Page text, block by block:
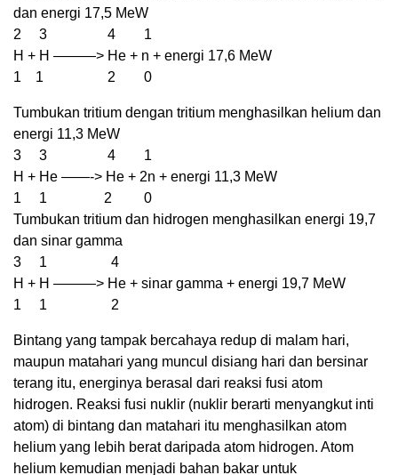
dan energi 17,5 MeW
2 3 4 1
H + H ———> He + n + energi 17,6 MeW
1 1 2 0
Tumbukan tritium dengan tritium menghasilkan helium dan
energi 11,3 MeW
3 3 4 1
H + He ——-> He + 2n + energi 11,3 MeW
1 1 2 0
Tumbukan tritium dan hidrogen menghasilkan energi 19,7
dan sinar gamma
3 1 4
H + H ———> He + sinar gamma + energi 19,7 MeW
1 1 2
Bintang yang tampak bercahaya redup di malam hari,
maupun matahari yang muncul disiang hari dan bersinar
terang itu, energinya berasal dari reaksi fusi atom
hidrogen. Reaksi fusi nuklir (nuklir berarti menyangkut inti
atom) di bintang dan matahari itu menghasilkan atom
helium yang lebih berat daripada atom hidrogen. Atom
helium kemudian menjadi bahan bakar untuk